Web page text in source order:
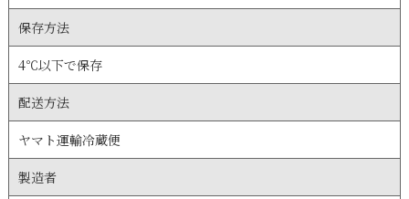
保存方法
4℃以下で保存
配送方法
ヤマト運輸冷蔵便
製造者